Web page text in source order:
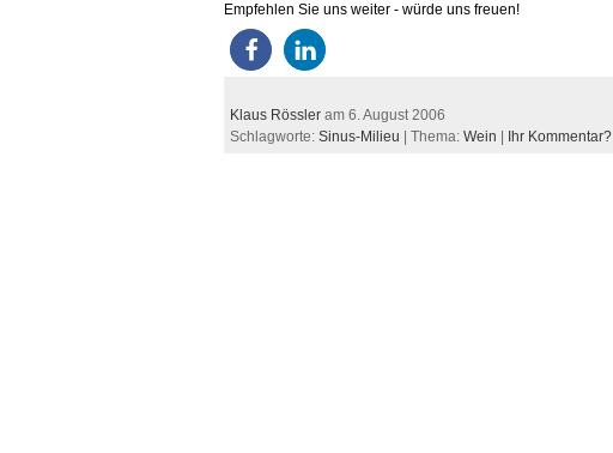
Empfehlen Sie uns weiter - würde uns freuen!
Klaus Rössler am 6. August 2006
Schlagworte: Sinus-Milieu | Thema: Wein Ihr Kommentar?